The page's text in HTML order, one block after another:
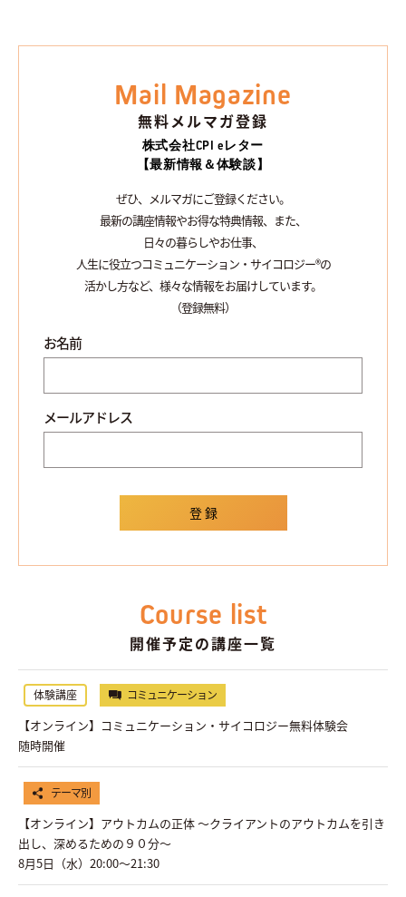
Mail Magazine
無料メルマガ登録
株式会社CPI eレター
【最新情報＆体験談】
ぜひ、メルマガにご登録ください。
最新の講座情報やお得な特典情報、また、
日々の暮らしやお仕事、
人生に役立つコミュニケーション・サイコロジー®の
活かし方など、様々な情報をお届けしています。
（登録無料）
お名前
メールアドレス
Course list
開催予定の講座一覧
体験講座 コミュニケーション
【オンライン】コミュニケーション・サイコロジー無料体験会
随時開催
テーマ別
【オンライン】アウトカムの正体 〜クライアントのアウトカムを引き
出し、深めるための９０分〜
8月5日（水）20:00〜21:30